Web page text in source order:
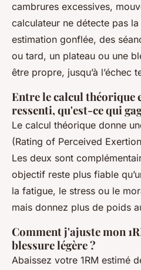
cambrures excessives,
calculateur ne détecte pas
estimation gonflée, des
ou tard, un plateau ou une
être propre, jusqu’à l’échec
Entre le calcul théorique
ressenti, qu'est-ce qui
Le calcul théorique donne
(Rating of Perceived
Les deux sont
objectif reste plus fiable
la fatigue, le stress ou le
mais donnez plus de poids
Comment j'ajuste mon
blessure légère ?
Abaissez votre 1RM estimé